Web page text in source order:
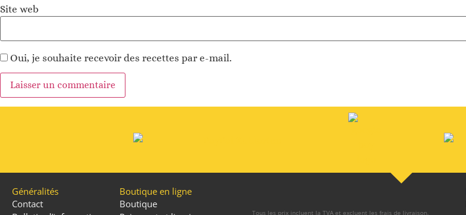
Site web
Oui, je souhaite recevoir des recettes par e-mail.
Généralités
Contact
Boutique en ligne
Boutique
Tous les prix incluent la TVA et excluent les frais de livraison.